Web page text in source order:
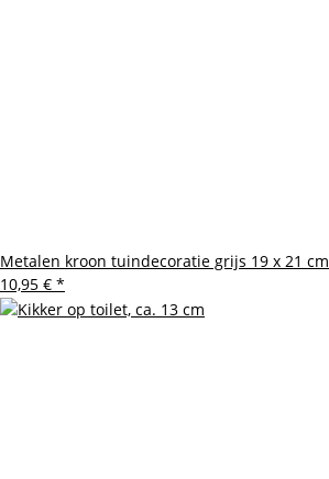
Metalen kroon tuindecoratie grijs 19 x 21 cm
10,95 € *